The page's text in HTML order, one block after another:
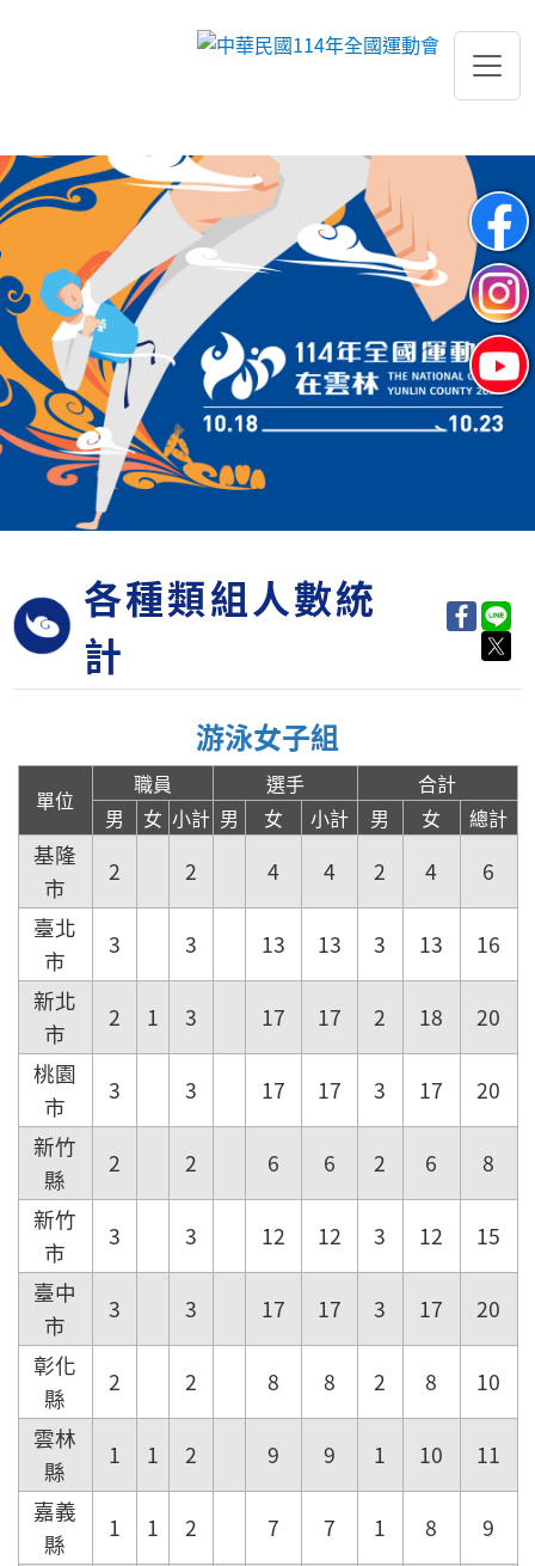
跳到主要內容
各種類組人數統
計
游泳女子組
單位
職員 選手
合計
男
女 小計 男 女 小計 男 女 總計
基隆
市
2 2 4 4 2 4
6
臺北
市
3 3 13 13 3 13
16
新北
市
2 1 3 17 17 2 18
20
桃園
市
3 3 17 17 3 17
20
新竹
縣
2 2 6 6 2 6
8
新竹
市
3 3 12 12 3 12
15
臺中
市
3 3 17 17 3 17
20
彰化
縣
2 2 8 8 2 8
10
雲林
縣
1 1 2 9 9 1 10
11
嘉義
縣
1 1 2 7 7 1 8
9